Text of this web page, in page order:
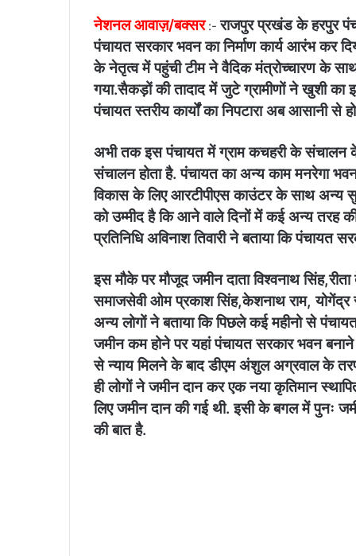
नेशनल आवाज़/बक्सर:-राजपुर प्रखंड के हरपुर
पंचायत सरकार भवन का निर्माण कार्य आरंभ कर
के नेतृत्व में पहुंची टीम ने वैदिक मंत्रोच्चारण के
गया.सैकड़ों की तादाद में जुटे ग्रामीणों ने खुशी
पंचायत स्तरीय कार्यों का निपटारा अब आसानी से
अभी तक इस पंचायत में ग्राम कचहरी के संचालन के
संचालन होता है. पंचायत का अन्य काम मनरेगा
विकास के लिए आरटीपीएस काउंटर के साथ अन्य
को उम्मीद है कि आने वाले दिनों में कई अन्य तरह
प्रतिनिधि अविनाश तिवारी ने बताया कि पंचायत
इस मौके पर मौजूद जमीन दाता विश्वनाथ
समाजसेवी ओम प्रकाश सिंह,केशनाथ राम, योगेंद्र
अन्य लोगों ने बताया कि पिछले कई महीनो से
जमीन कम होने पर यहां पंचायत सरकार भवन
से न्याय मिलने के बाद डीएम अंशुल अग्रवाल के
ही लोगों ने जमीन दान कर एक नया कृतिमान
लिए जमीन दान की गई थी. इसी के बगल में पुनः
की बात है.